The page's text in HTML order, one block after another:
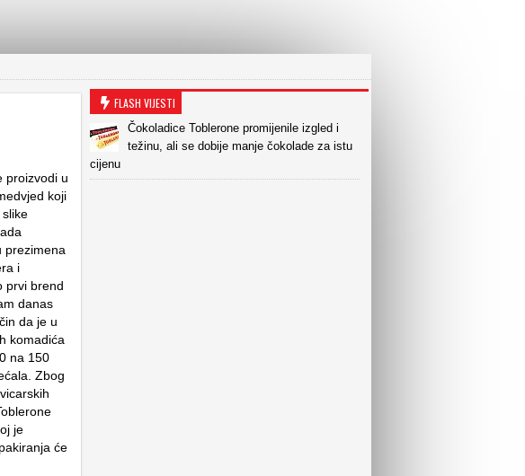
proizvodi u
koji
prezimena
i
prvi brend
danas
da je u
komadića
na 150
Zbog
je
će
FLASH VIJESTI
Čokoladice Toblerone promijenile izgled i
težinu, ali se dobije manje čokolade za istu
cijenu